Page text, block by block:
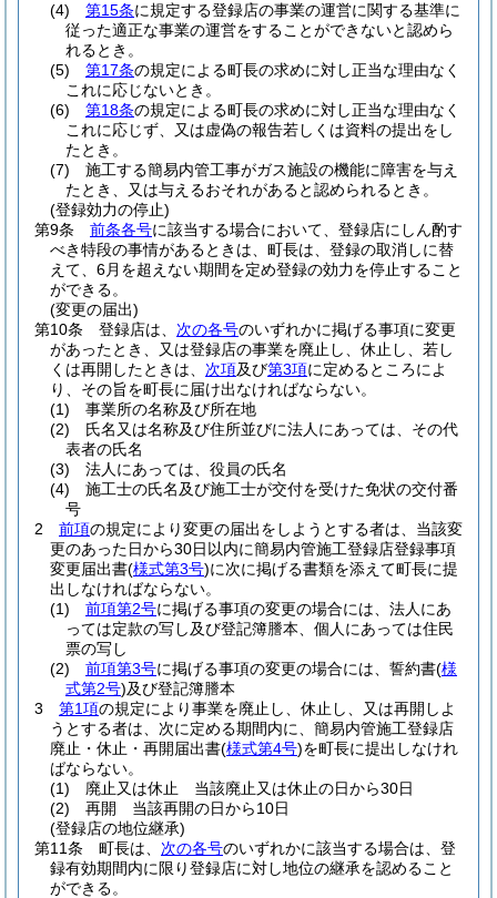
(4)
第15条に規定する登録店の事業の運営に関する基準に
従った適正な事業の運営をすることができないと認めら
れるとき。
(5)
第17条の規定による町長の求めに対し正当な理由なく
これに応じないとき。
(6)
第18条の規定による町長の求めに対し正当な理由なく
これに応じず、又は虚偽の報告若しくは資料の提出をし
たとき。
(7)
施工する簡易内管工事がガス施設の機能に障害を与え
たとき、又は与えるおそれがあると認められるとき。
(登録効力の停止)
第9条
前条各号に該当する場合において、登録店にしん酌す
べき特段の事情があるときは、町長は、登録の取消しに替
えて、6月を超えない期間を定め登録の効力を停止すること
ができる。
(変更の届出)
第10条
登録店は、 次の各号のいずれかに掲げる事項に変更
があったとき、又は登録店の事業を廃止し、休止し、若し
くは再開したときは、 次項及び第3項に定めるところによ
り、その旨を町長に届け出なければならない。
(1)
事業所の名称及び所在地
(2)
氏名又は名称及び住所並びに法人にあっては、その代
表者の氏名
(3)
法人にあっては、役員の氏名
(4)
施工士の氏名及び施工士が交付を受けた免状の交付番
号
2
前項の規定により変更の届出をしようとする者は、当該変
更のあった日から30日以内に簡易内管施工登録店登録事項
変更届出書(様式第3号)に次に掲げる書類を添えて町長に提
出しなければならない。
(1)
前項第2号に掲げる事項の変更の場合には、法人にあ
っては定款の写し及び登記簿謄本、個人にあっては住民
票の写し
(2)
前項第3号に掲げる事項の変更の場合には、誓約書(様
式第2号)及び登記簿謄本
3
第1項の規定により事業を廃止し、休止し、又は再開しよ
うとする者は、次に定める期間内に、簡易内管施工登録店
廃止・休止・再開届出書(様式第4号)を町長に提出しなけれ
ばならない。
(1)
廃止又は休止 当該廃止又は休止の日から30日
(2)
再開 当該再開の日から10日
(登録店の地位継承)
第11条
町長は、 次の各号のいずれかに該当する場合は、登
録有効期間内に限り登録店に対し地位の継承を認めること
ができる。